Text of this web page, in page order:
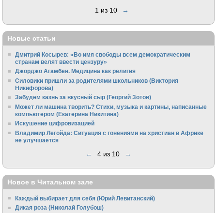
1 из 10 →
Новые статьи
Дмитрий Косырев: «Во имя свободы всем демократическим
странам велят ввести цензуру»
Джорджо Агамбен. Медицина как религия
Силовики пришли за родителями школьников (Виктория
Никифорова)
Забудем казнь за вкусный сыр (Георгий Зотов)
Может ли машина творить? Стихи, музыка и картины, написанные
компьютером (Екатерина Никитина)
Искушение цифровизацией
Владимир Легойда: Ситуация с гонениями на христиан в Африке
не улучшается
← 4 из 10 →
Новое в Читальном зале
Каждый выбирает для себя (Юрий Левитанский)
Дикая роза (Николай Голубош)